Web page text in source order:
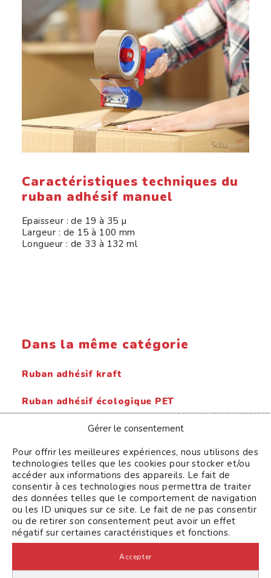
Gérer le consentement
Pour offrir les meilleures expériences, nous utilisons des
technologies telles que les cookies pour stocker et/ou
accéder aux informations des appareils. Le fait de
consentir à ces technologies nous permettra de traiter
des données telles que le comportement de navigation
ou les ID uniques sur ce site. Le fait de ne pas consentir
ou de retirer son consentement peut avoir un effet
négatif sur certaines caractéristiques et fonctions.
Accepter
Continuer sans accepter
Caractéristiques techniques du
ruban adhésif manuel
Epaisseur : de 19 à 35 µ
Largeur : de 15 à 100 mm
Longueur : de 33 à 132 ml
Dans la même catégorie
Ruban adhésif kraft
Ruban adhésif écologique PET
Dévidoir pour rubans adhésifs
Pochette porte-documents imperméable
Ruban adhésif personnalisé
Ruban adhésif pour machines